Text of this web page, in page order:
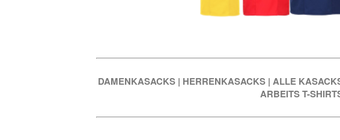
DAMENKASACKS | HERRENKASACKS | ALLE
ARBEITS T-